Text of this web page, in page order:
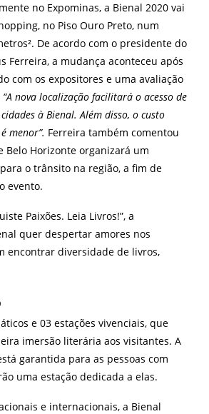
no Expominas, a Bienal 2020 vai
no Piso Ouro Preto, num
De acordo com o presidente do
Ferreira, a mudança aconteceu após
com os expositores e uma avaliação
“A nova localização facilitará o acesso de
à Bienal. Além disso, o custo
menor”. Ferreira também comentou
Belo Horizonte organizará um
o trânsito na região, a fim de
evento.
Paixões. Leia Livros!”, a
quer despertar amores nos
encontrar diversidade de livros,
e 03 estações vivenciais, que
imersão literária aos visitantes. A
garantida para as pessoas com
uma estação dedicada a elas.
e internacionais, a Bienal